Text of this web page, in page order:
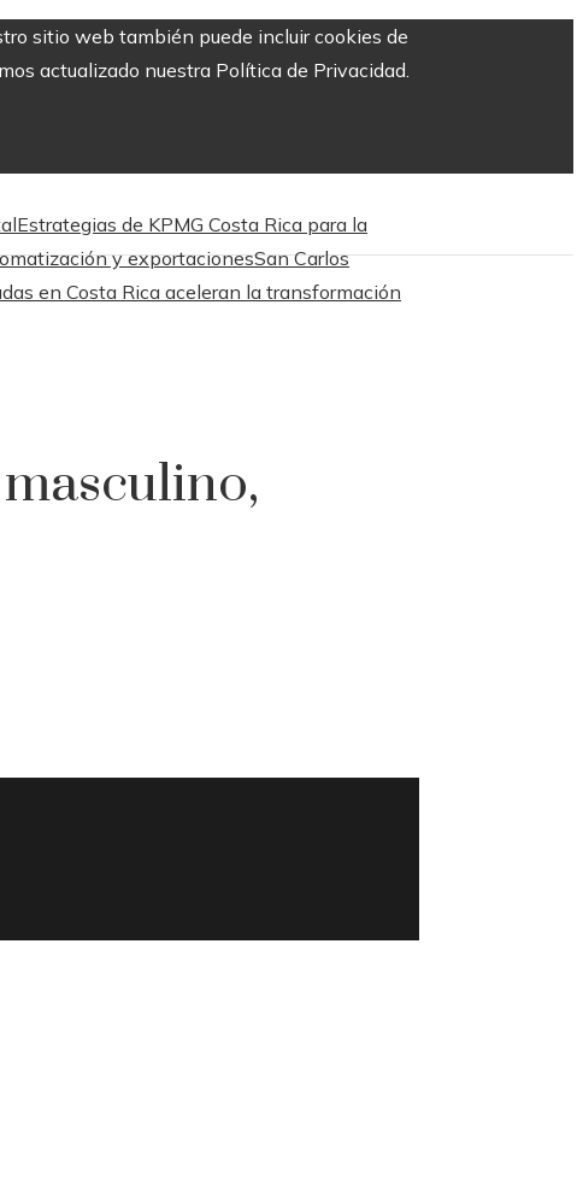
sitio web también puede incluir cookies de
actualizado nuestra Política de Privacidad.
Estrategias de KPMG Costa Rica para la
y exportacionesSan Carlos
en Costa Rica aceleran la transformación